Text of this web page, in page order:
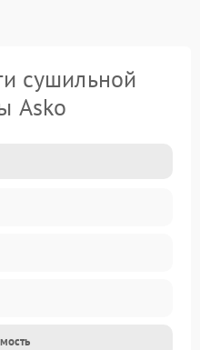
сушильной
Asko